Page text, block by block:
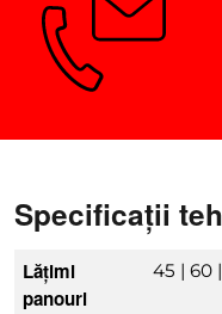
Specificații
Lățimi
panouri
45 | 60